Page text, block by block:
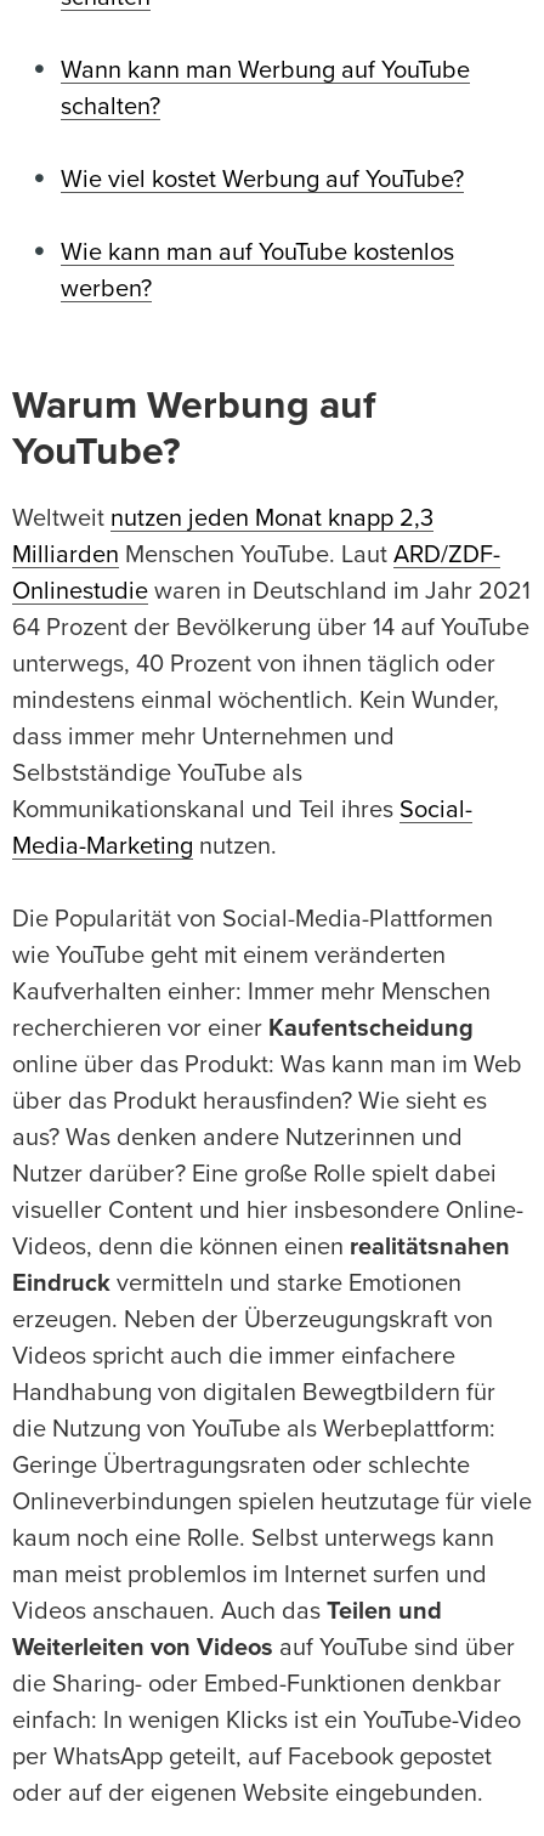
Wann kann man Werbung auf YouTube
schalten?
Wie viel kostet Werbung auf YouTube?
Wie kann man auf YouTube kostenlos
werben?
Warum Werbung auf
YouTube?
Weltweit nutzen jeden Monat knapp 2,3
Milliarden Menschen YouTube. Laut ARD/ZDF-
Onlinestudie waren in Deutschland im Jahr 2021
64 Prozent der Bevölkerung über 14 auf YouTube
unterwegs, 40 Prozent von ihnen täglich oder
mindestens einmal wöchentlich. Kein Wunder,
dass immer mehr Unternehmen und
Selbstständige YouTube als
Kommunikationskanal und Teil ihres Social-
Media-Marketing nutzen.
Die Popularität von Social-Media-Plattformen
wie YouTube geht mit einem veränderten
Kaufverhalten einher: Immer mehr Menschen
recherchieren vor einer Kaufentscheidung
online über das Produkt: Was kann man im Web
über das Produkt herausfinden? Wie sieht es
aus? Was denken andere Nutzerinnen und
Nutzer darüber? Eine große Rolle spielt dabei
visueller Content und hier insbesondere Online-
Videos, denn die können einen realitätsnahen
Eindruck vermitteln und starke Emotionen
erzeugen. Neben der Überzeugungskraft von
Videos spricht auch die immer einfachere
Handhabung von digitalen Bewegtbildern für
die Nutzung von YouTube als Werbeplattform:
Geringe Übertragungsraten oder schlechte
Onlineverbindungen spielen heutzutage für viele
kaum noch eine Rolle. Selbst unterwegs kann
man meist problemlos im Internet surfen und
Videos anschauen. Auch das Teilen und
Weiterleiten von Videos auf YouTube sind über
die Sharing- oder Embed-Funktionen denkbar
einfach: In wenigen Klicks ist ein YouTube-Video
per WhatsApp geteilt, auf Facebook gepostet
oder auf der eigenen Website eingebunden.